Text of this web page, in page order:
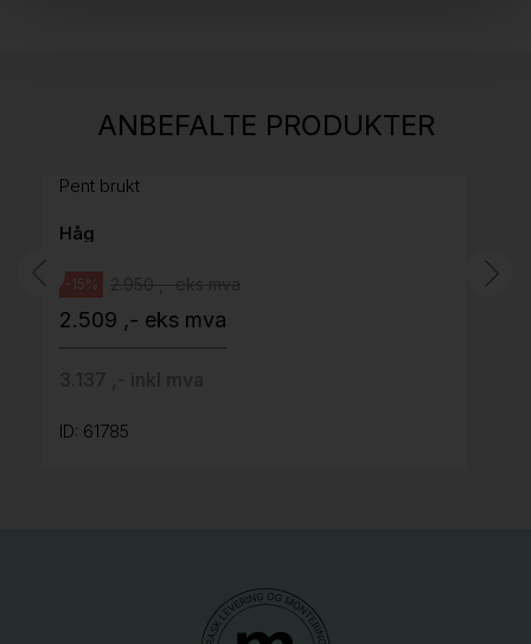
ANBEFALTE PRODUKTER
Pent brukt
Håg
-15%
2.509 ,- eks mva
ID: 61785